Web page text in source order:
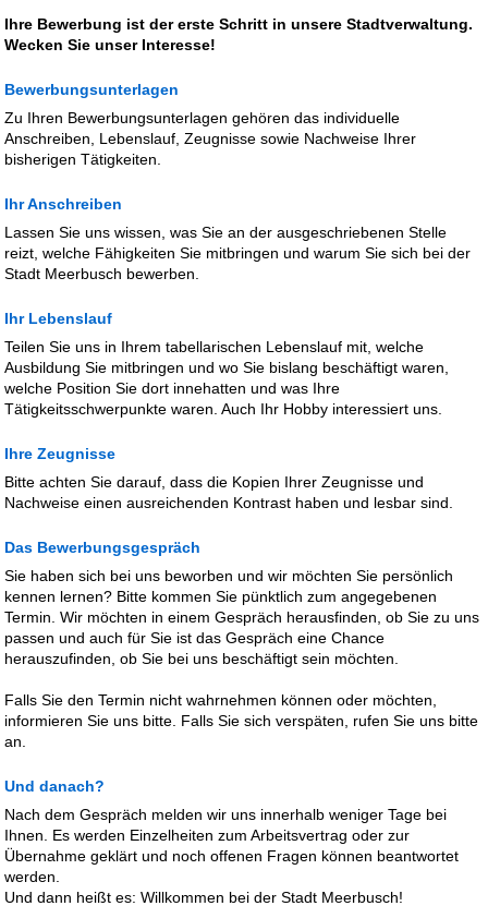
Ihre Bewerbung ist der erste Schritt in unsere Stadtverwaltung.
Wecken Sie unser Interesse!
Bewerbungsunterlagen
Zu Ihren Bewerbungsunterlagen gehören das individuelle
Anschreiben, Lebenslauf, Zeugnisse sowie Nachweise Ihrer
bisherigen Tätigkeiten.
Ihr Anschreiben
Lassen Sie uns wissen, was Sie an der ausgeschriebenen Stelle
reizt, welche Fähigkeiten Sie mitbringen und warum Sie sich bei der
Stadt Meerbusch bewerben.
Ihr Lebenslauf
Teilen Sie uns in Ihrem tabellarischen Lebenslauf mit, welche
Ausbildung Sie mitbringen und wo Sie bislang beschäftigt waren,
welche Position Sie dort innehatten und was Ihre
Tätigkeitsschwerpunkte waren. Auch Ihr Hobby interessiert uns.
Ihre Zeugnisse
Bitte achten Sie darauf, dass die Kopien Ihrer Zeugnisse und
Nachweise einen ausreichenden Kontrast haben und lesbar sind.
Das Bewerbungsgespräch
Sie haben sich bei uns beworben und wir möchten Sie persönlich
kennen lernen? Bitte kommen Sie pünktlich zum angegebenen
Termin. Wir möchten in einem Gespräch herausfinden, ob Sie zu uns
passen und auch für Sie ist das Gespräch eine Chance
herauszufinden, ob Sie bei uns beschäftigt sein möchten.
Falls Sie den Termin nicht wahrnehmen können oder möchten,
informieren Sie uns bitte. Falls Sie sich verspäten, rufen Sie uns bitte
an.
Und danach?
Nach dem Gespräch melden wir uns innerhalb weniger Tage bei
Ihnen. Es werden Einzelheiten zum Arbeitsvertrag oder zur
Übernahme geklärt und noch offenen Fragen können beantwortet
werden.
Und dann heißt es: Willkommen bei der Stadt Meerbusch!